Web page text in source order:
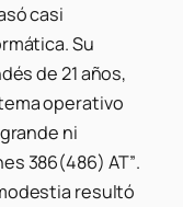
casi
Su
de 21 años,
operativo
ni
386(486) AT”.
resultó